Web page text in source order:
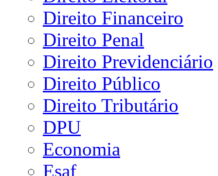
Direito Financeiro
Direito Penal
Direito Previdenciário
Direito Público
Direito Tributário
DPU
Economia
Esaf